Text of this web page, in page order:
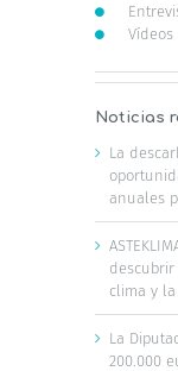
Vídeos
Noticias
La
anuales
clima y
La
200.000